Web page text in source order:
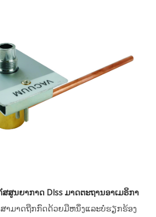
ສູນຍາກາດ DIss ມາດຕະຖານອາເມຣິກາ
າມາດຖືກກົດດ້ວຍມືຫນຶ່ງແລະບໍ່ຮຽກຮ້ອງ